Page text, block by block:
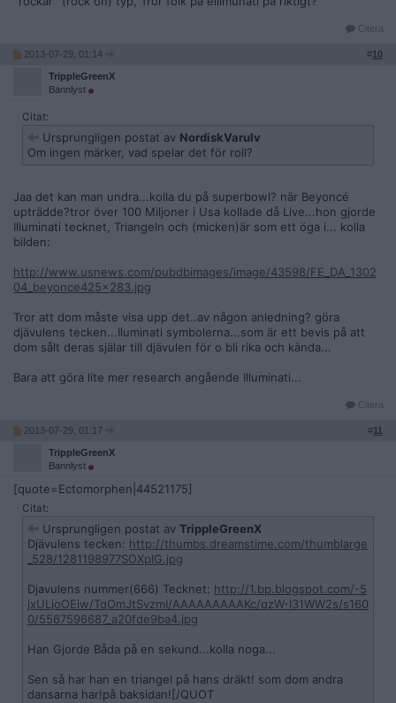
Citera
2013-07-29, 01:14 #10
TrippleGreenX
Bannlyst
Citat:
Ursprungligen postat av NordiskVarulv
Om ingen märker, vad spelar det för roll?
Jaa det kan man undra...kolla du på superbowl? när Beyoncé
upträdde?tror över 100 Miljoner i Usa kollade då Live...hon gjorde
Illuminati tecknet, Triangeln och (micken)är som ett öga i... kolla
bilden:
http://www.usnews.com/pubdbimages/image/43598/FE_DA_1302
04_beyonce425x283.jpg
Tror att dom måste visa upp det..av någon anledning? göra
djävulens tecken...Iluminati symbolerna...som är ett bevis på att
dom sålt deras själar till djävulen för o bli rika och kända...
Bara att göra lite mer research angående Illuminati...
Citera
2013-07-29, 01:17 #11
TrippleGreenX
Bannlyst
[quote=Ectomorphen|44521175]
Citat:
Ursprungligen postat av TrippleGreenX
Djävulens tecken: http://thumbs.dreamstime.com/thumblarge
_528/1281198977SOXplG.jpg
Djavulens nummer(666) Tecknet: http://1.bp.blogspot.com/-5
jxULjoOEiw/TqOmJtSvzmI/AAAAAAAAAKc/qzW-I31WW2s/s160
0/5567596687_a20fde9ba4.jpg
Han Gjorde Båda på en sekund...kolla noga...
Sen så har han en triangel på hans dräkt! som dom andra
dansarna har!på baksidan![/QUOT